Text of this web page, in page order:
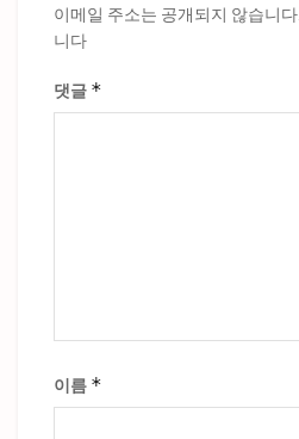
이메일 주소는 공개되지 않습니다.
니다
댓글 *
이름 *